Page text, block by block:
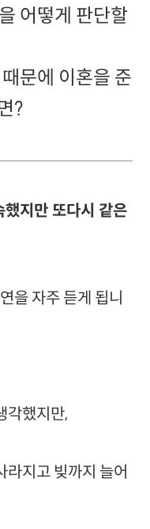
어떻게 판단할
문에 이혼을 준
?
지만 또다시 같은
을 자주 듣게 됩니
각했지만,
라지고 빚까지 늘어